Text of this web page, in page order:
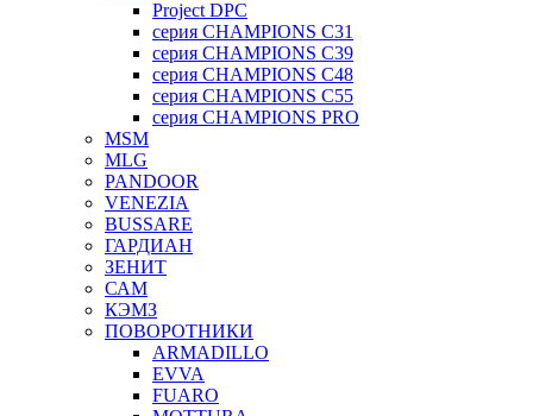
Project DPC
серия CHAMPIONS C31
серия CHAMPIONS C39
серия CHAMPIONS C48
серия CHAMPIONS C55
серия CHAMPIONS PRO
MSM
MLG
PANDOOR
VENEZIA
BUSSARE
ГАРДИАН
ЗЕНИТ
САМ
КЭМЗ
ПОВОРОТНИКИ
ARMADILLO
EVVA
FUARO